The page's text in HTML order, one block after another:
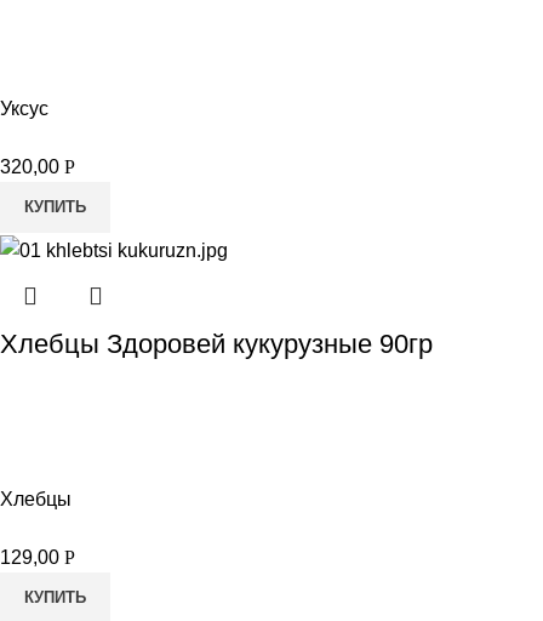
Уксус
320,00 Р
КУПИТЬ
Хлебцы Здоровей кукурузные 90гр
Хлебцы
129,00 Р
КУПИТЬ